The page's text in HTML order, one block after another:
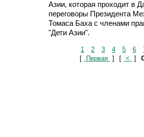
Азии, которая проходит в
переговоры Президента
Томаса Баха с членами
"Дети Азии".
1 2 3 4 5 6
[
Первая ] [ < ]